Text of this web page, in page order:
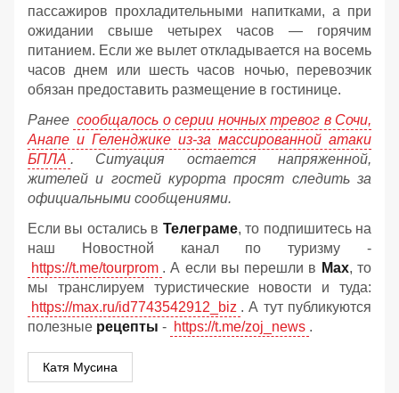
пассажиров прохладительными напитками, а при
ожидании свыше четырех часов — горячим
питанием. Если же вылет откладывается на восемь
часов днем или шесть часов ночью, перевозчик
обязан предоставить размещение в гостинице.
Ранее сообщалось о серии ночных тревог в Сочи,
Анапе и Геленджике из-за массированной атаки
БПЛА . Ситуация остается напряженной,
жителей и гостей курорта просят следить за
официальными сообщениями.
Если вы остались в Телеграме, то подпишитесь на
наш Новостной канал по туризму -
https://t.me/tourprom . А если вы перешли в Мах, то
мы транслируем туристические новости и туда:
https://max.ru/id7743542912_biz . А тут публикуются
полезные рецепты - https://t.me/zoj_news .
Катя Мусина